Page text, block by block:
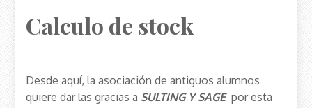
Calculo de stock
Desde aquí, la asociación de antiguos alumnos
quiere dar las gracias a SULTING Y SAGE por esta